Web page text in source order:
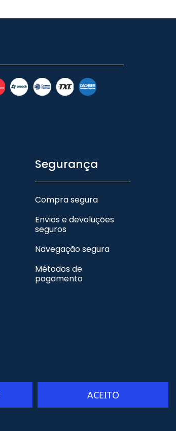
Segurança
Compra segura
Envios e devoluções
seguros
Navegação segura
Métodos de
pagamento
ACEITO